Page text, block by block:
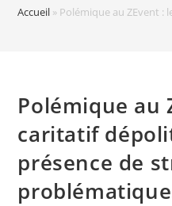
Accueil » Polémique au ZEvent :
Polémique au
caritatif
présence de